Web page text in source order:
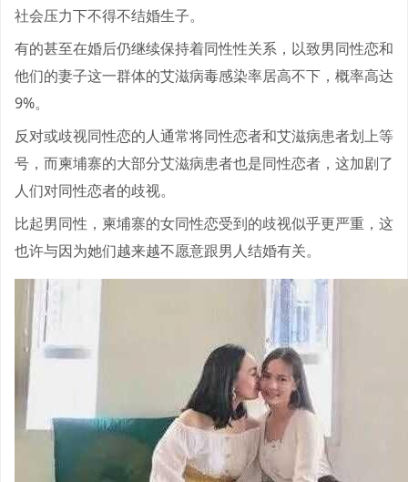
社会压力下不得不结婚生子。
有的甚至在婚后仍继续保持着同性性关系，以致男同性恋和
他们的妻子这一群体的艾滋病毒感染率居高不下，概率高达
9%。
反对或歧视同性恋的人通常将同性恋者和艾滋病患者划上等
号，而柬埔寨的大部分艾滋病患者也是同性恋者，这加剧了
人们对同性恋者的歧视。
比起男同性，柬埔寨的女同性恋受到的歧视似乎更严重，这
也许与因为她们越来越不愿意跟男人结婚有关。